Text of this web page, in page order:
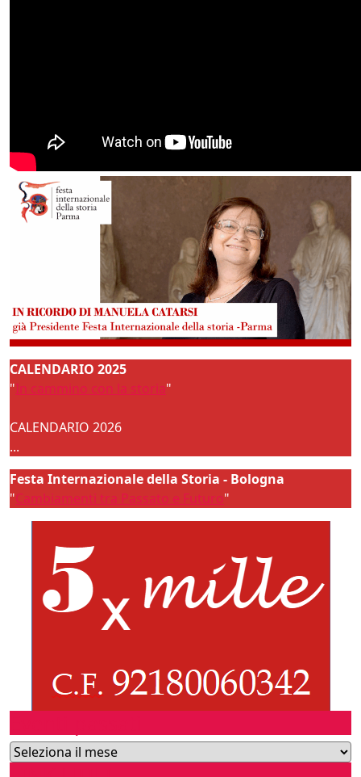
CALENDARIO 2025
"In cammino con la storia"
CALENDARIO 2026
...
Festa Internazionale della Storia - Bologna
"Cambiamenti tra Passato e Futuro"
Archivi